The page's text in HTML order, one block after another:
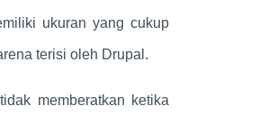
ukuran yang cukup
terisi oleh Drupal.
memberatkan ketika